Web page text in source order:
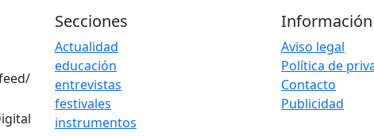
Secciones
Actualidad
educación
entrevistas
festivales
instrumentos
Información
Aviso legal
Política de
Contacto
Publicidad